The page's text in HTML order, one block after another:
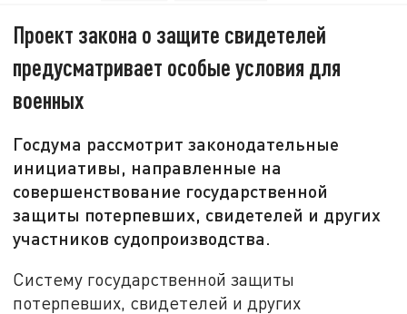
Проект закона о защите свидетелей
предусматривает особые условия для
военных
Госдума рассмотрит законодательные
инициативы, направленные на
совершенствование государственной
защиты потерпевших, свидетелей и других
участников судопроизводства.
Систему государственной защиты
потерпевших, свидетелей и других